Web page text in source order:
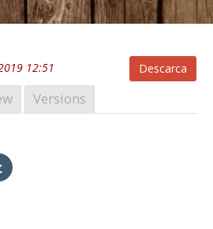
Descarca
12:51
Versions